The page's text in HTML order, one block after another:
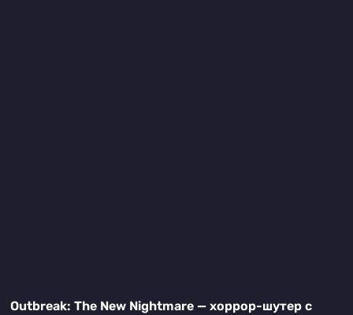
Outbreak: The New Nightmare — хоррор-шутер с